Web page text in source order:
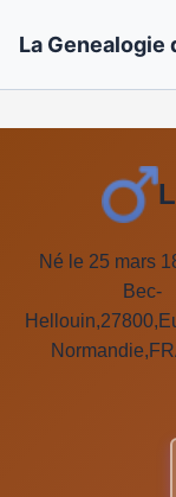
La Genealogie
Né le 25 mars
Bec-